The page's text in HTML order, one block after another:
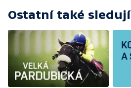
Ostatní také sledují